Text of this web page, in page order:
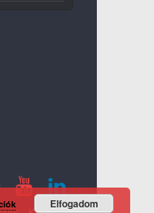
Elfogadom